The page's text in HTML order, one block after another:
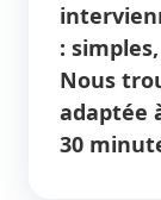
:
Nous
adaptée
30